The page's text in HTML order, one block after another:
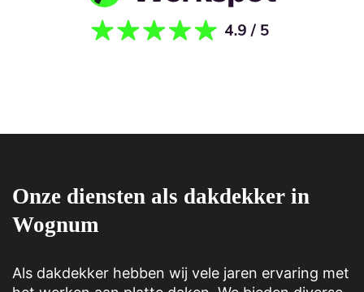
Onze diensten als dakdekker in
Wognum
Als dakdekker hebben wij vele jaren ervaring met